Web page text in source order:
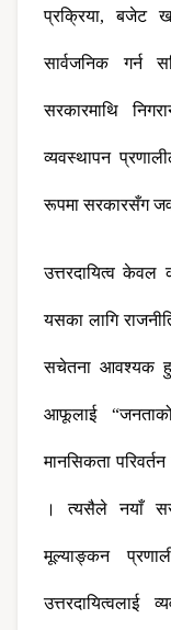
प्रक्रिया, बजेट
सार्वजनिक गर्न
सरकारमाथि
व्यवस्थापन
रूपमा सरकारसँग
उत्तरदायित्व
यसका लागि
सचेतना आवश्यक
आफूलाई
मानसिकता
। त्यसैले नयाँ
मूल्याङ्कन